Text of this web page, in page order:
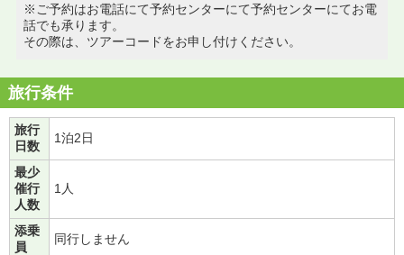
※ご予約はお電話にて予約センターにて予約センターにてお電
話でも承ります。
その際は、ツアーコードをお申し付けください。
旅行条件
旅行
日数
1泊2日
最少
催行
人数
1人
添乗
員
同行しません